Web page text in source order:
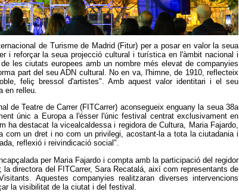
de Turisme de Madrid (Fitur) per a posar en valor la seua
i reforçar la seua projecció cultural i turística en l'àmbit nacional i
les ciutats europees amb un nombre més elevat de companyies
part del seu ADN cultural. No en va, l'himne, de 1910, reflecteix
feliç bressol d'artistes". Amb aquest valor identitari i el seu
en relleu.
de Teatre de Carrer (FITCarrer) aconsegueix enguany la seua 38a
únic a Europa a l'ésser l'únic festival centrat exclusivament en
ha destacat la vicealcaldessa i regidora de Cultura, Maria Fajardo,
com un dret i no com un privilegi, acostant-la a tota la ciutadania i
reflexió i reivindicació social".
per Maria Fajardo i compta amb la participació del regidor
directora del FITCarrer, Sara Recatalá, així com representants de
Aquestes companyies realitzaran diverses intervencions
la visibilitat de la ciutat i del festival.